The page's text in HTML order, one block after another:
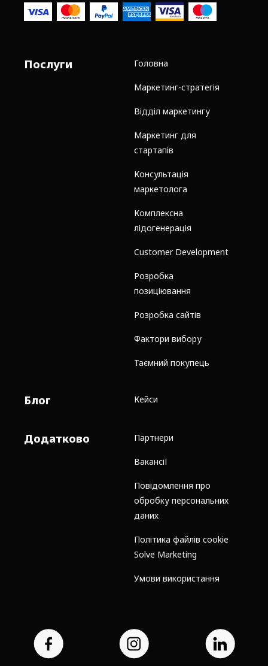
Послуги Головна
Маркетинг-стратегія
Відділ маркетингу
Маркетинг для
стартапів
Консультація
маркетолога
Комплексна
лідогенерація
Customer Development
Розробка
позиціювання
Розробка сайтів
Фактори вибору
Таємний покупець
Блог Кейси
Додатково Партнери
Вакансії
Повідомлення про
обробку персональних
даних
Політика файлів cookie
Solve Marketing
Умови використання